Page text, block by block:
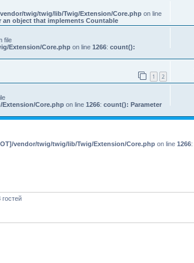
twig/twig/lib/Twig/Extension/Core.phpon line
an object that implements Countable
file
Extension/Core.phpon line 1266: count():
1 2
Core.phpon line 1266: count(): Parameter
vendor/twig/twig/lib/Twig/Extension/Core.php on line 1266: